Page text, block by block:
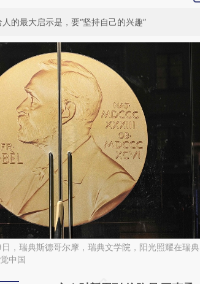
的最大启示是，要“坚持自己的兴趣”
，瑞典斯德哥尔摩，瑞典文学院，阳光照耀在瑞典
中国